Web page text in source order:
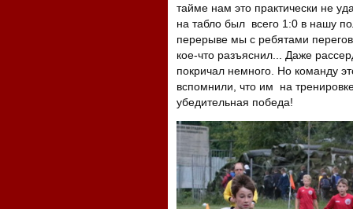
тайме нам это практически не
на табло был всего 1:0 в нашу
перерыве мы с ребятами
кое-что разъяснил... Даже
покричал немного. Но команду
вспомнили, что им на
убедительная победа!